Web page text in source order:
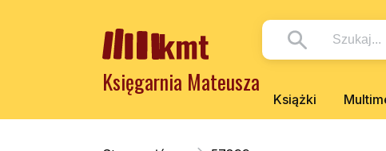
Księgarnia Mateusza
Książki